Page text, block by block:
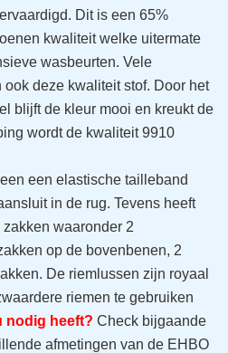
Dit is een 65%
kwaliteit welke uitermate
wasbeurten. Vele
deze kwaliteit stof. Door het
blijft de kleur mooi en kreukt de
wordt de kwaliteit 9910
een elastische tailleband
in de rug. Tevens heeft
waaronder 2
op de bovenbenen, 2
De riemlussen zijn royaal
riemen te gebruiken
nodig heeft? Check bijgaande
afmetingen van de EHBO